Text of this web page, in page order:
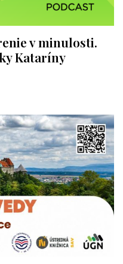
v minulosti.
Kataríny